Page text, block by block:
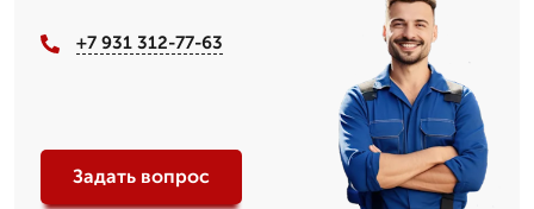
+7 931 312-77-63
Задать вопрос